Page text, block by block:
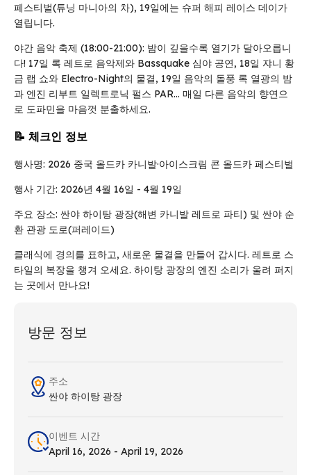
페스티벌(튜닝 마니아의 차), 19일에는 슈퍼 해피 레이스 데이가
열립니다.
야간 음악 축제 (18:00-21:00): 밤이 깊을수록 열기가 달아오릅니
다! 17일 록 레트로 음악제와 Bassquake 심야 공연, 18일 쟈니 황
금 랩 쇼와 Electro-Night의 물결, 19일 음악의 돌풍 록 열광의 밤
과 엔진 리부트 일렉트로닉 펄스 PAR… 매일 다른 음악의 향연으
로 도파민을 마음껏 분출하세요.
📝 체크인 정보
행사명: 2026 중국 올드카 카니발·아이스크림 콘 올드카 페스티벌
행사 기간: 2026년 4월 16일 - 4월 19일
주요 장소: 싼야 하이탕 광장(해변 카니발 레트로 파티) 및 싼야 순
환 관광 도로(퍼레이드)
클래식에 경의를 표하고, 새로운 물결을 만들어 갑시다. 레트로 스
타일의 복장을 챙겨 오세요. 하이탕 광장의 엔진 소리가 울려 퍼지
는 곳에서 만나요!
방문 정보
주소
싼야 하이탕 광장
이벤트 시간
April 16, 2026 - April 19, 2026